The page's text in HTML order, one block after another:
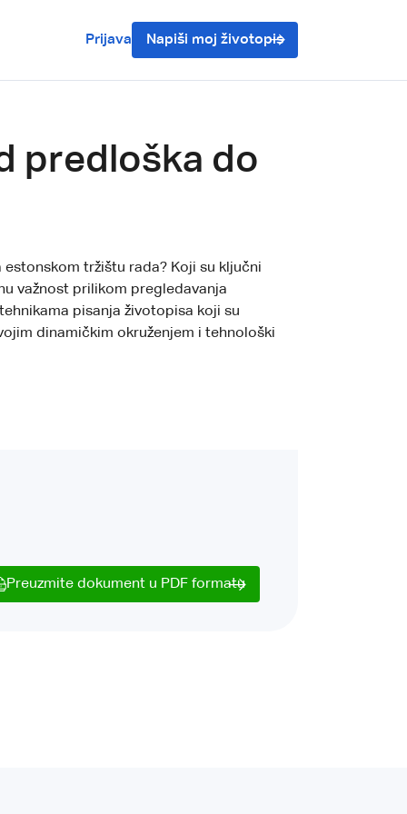
Prijava Napiši moj životopis
predloška do
tržištu rada? Koji su ključni
važnost prilikom pregledavanja
pisanja životopisa koji su
dinamičkim okruženjem i tehnološki
Preuzmite dokument u PDF formatu